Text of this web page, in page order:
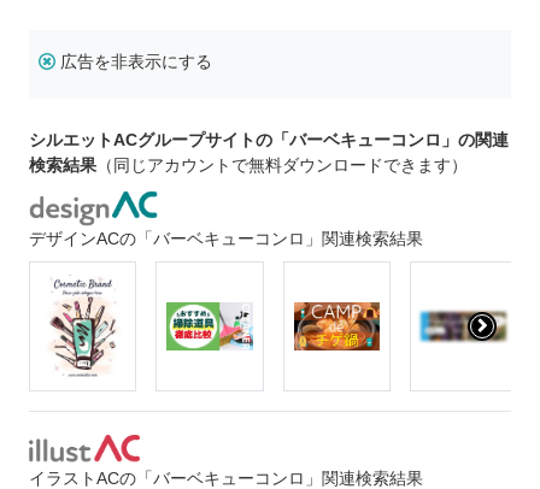
広告を非表示にする
シルエットACグループサイトの「バーベキューコンロ」の関連
検索結果 （同じアカウントで無料ダウンロードできます）
デザインACの「バーベキューコンロ」関連検索結果
イラストACの「バーベキューコンロ」関連検索結果